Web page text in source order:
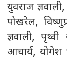
युवराज
पोखरेल,
ज्ञवाली,
आचार्य, योगेश